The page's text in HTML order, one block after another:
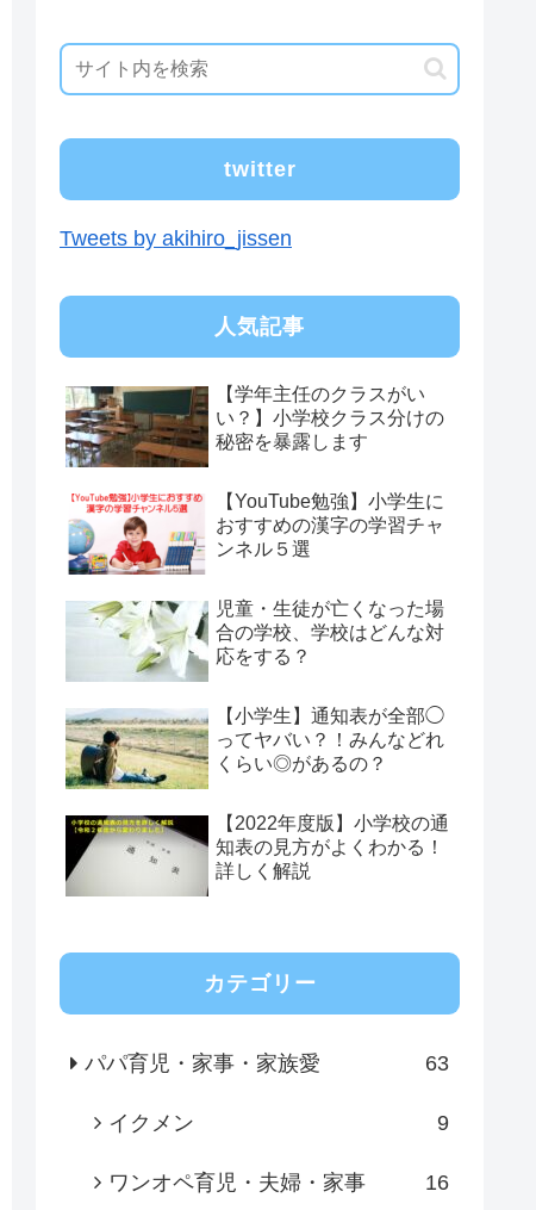
twitter
Tweets by akihiro_jissen
人気記事
【学年主任のクラスがい
い？】小学校クラス分けの
秘密を暴露します
【YouTube勉強】小学生に
おすすめの漢字の学習チャ
ンネル５選
児童・生徒が亡くなった場
合の学校、学校はどんな対
応をする？
【小学生】通知表が全部◯
ってヤバい？！みんなどれ
くらい◎があるの？
【2022年度版】小学校の通
知表の見方がよくわかる！
詳しく解説
カテゴリー
パパ育児・家事・家族愛 63
イクメン 9
ワンオペ育児・夫婦・家事 16